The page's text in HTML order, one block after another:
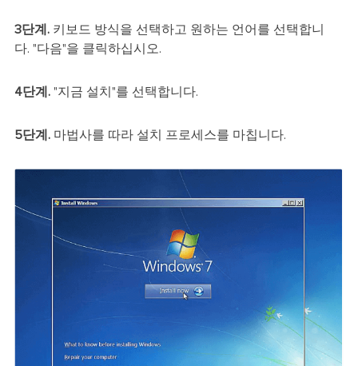
3단계. 키보드 방식을 선택하고 원하는 언어를 선택합니
다. "다음"을 클릭하십시오.
4단계. "지금 설치"를 선택합니다.
5단계. 마법사를 따라 설치 프로세스를 마칩니다.